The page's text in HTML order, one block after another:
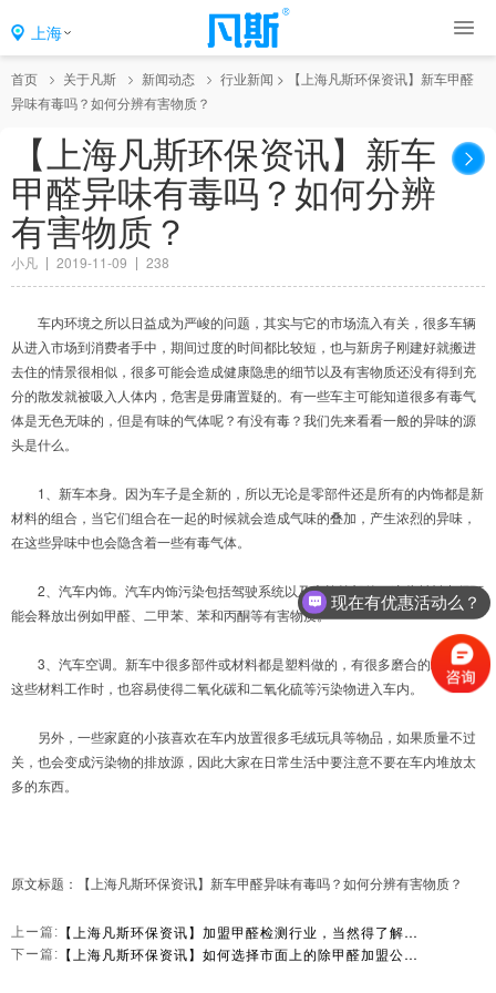
上海
首页 关于凡斯 新闻动态 行业新闻 >
【上海凡斯环保资讯】新车甲醛
异味有毒吗？如何分辨有害物质？
【上海凡斯环保资讯】新车
甲醛异味有毒吗？如何分辨
有害物质？
小凡 2019-11-09 238
车内环境之所以日益成为严峻的问题，其实与它的市场流入有关，很多车辆
从进入市场到消费者手中，期间过度的时间都比较短，也与新房子刚建好就搬进
去住的情景很相似，很多可能会造成健康隐患的细节以及有害物质还没有得到充
分的散发就被吸入人体内，危害是毋庸置疑的。有一些车主可能知道很多有毒气
体是无色无味的，但是有味的气体呢？有没有毒？我们先来看看一般的异味的源
头是什么。
1、新车本身。因为车子是全新的，所以无论是零部件还是所有的内饰都是新
材料的组合，当它们组合在一起的时候就会造成气味的叠加，产生浓烈的异味，
在这些异味中也会隐含着一些有毒气体。
2、汽车内饰。汽车内饰污染包括驾驶系统以及座椅等部件，这些材料中很可
能会释放出例如甲醛、二甲苯、苯和丙酮等有害物质。
3、汽车空调。新车中很多部件或材料都是塑料做的，有很多磨合的地方，在
这些材料工作时，也容易使得二氧化碳和二氧化硫等污染物进入车内。
另外，一些家庭的小孩喜欢在车内放置很多毛绒玩具等物品，如果质量不过
关，也会变成污染物的排放源，因此大家在日常生活中要注意不要在车内堆放太
多的东西。
原文标题：【上海凡斯环保资讯】新车甲醛异味有毒吗？如何分辨有害物质？
上ー篇: 【上海凡斯环保资讯】加盟甲醛检测行业，当然得了解甲醛来源和甲醛检测方法啦！如下为你提供参考
下ー篇: 【上海凡斯环保资讯】如何选择市面上的除甲醛加盟公司，这些细节供您参考
现在有优惠活动么？